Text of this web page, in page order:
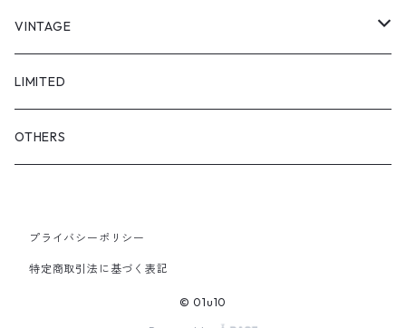
"asobi"
1+O
FULL DIVE
iCONOLOGY
VINTAGE
TOPS
OUTER
SHOES & ACCESSORY
LIMITED
OTHERS
プライバシーポリシー
特定商取引法に基づく表記
© 01u10